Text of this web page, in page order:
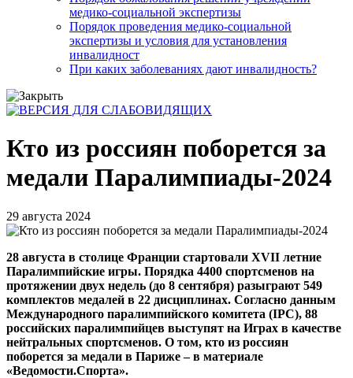
медико-социальной экспертизы
Порядок проведения медико-социальной
экспертизы и условия для установления
инвалидност
При каких заболеваниях дают инвалидность?
Кто из россиян поборется за
медали Паралимпиады-2024
29 августа 2024
28 августа в столице Франции стартовали XVII летние
Паралимпийские игры. Порядка 4400 спортсменов на
протяжении двух недель (до 8 сентября) разыграют 549
комплектов медалей в 22 дисциплинах. Согласно данным
Международного паралимпийского комитета (IPC), 88
российских паралимпийцев выступят на Играх в качестве
нейтральных спортсменов. О том, кто из россиян
поборется за медали в Париже – в материале
«Ведомости.Спорта».